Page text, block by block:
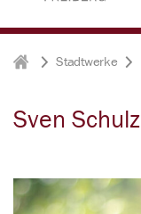
Stadtwerke Freiberg
Stadtwerke
Sven Schulz